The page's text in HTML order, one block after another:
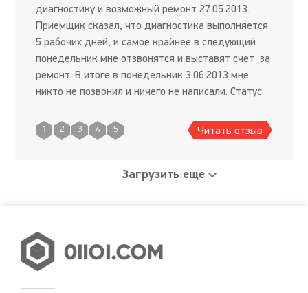
диагностику и возможный ремонт 27.05.2013.
Приемщик сказал, что диагностика выполняется
5 рабочих дней, и самое крайнее в следующий
понедельник мне отзвонятся и выставят счет за
ремонт. В итоге в понедельник 3.06.2013 мне
никто не позвонил и ничего не написали. Статус
сообщение "заказа не
1 2 3 4 5 Читать отзыв
Загрузить еще